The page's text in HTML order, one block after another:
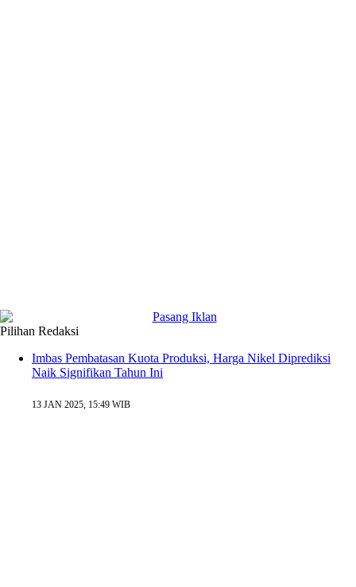
Pilihan Redaksi
Imbas Pembatasan Kuota Produksi, Harga Nikel Diprediksi
Naik Signifikan Tahun Ini
13 JAN 2025, 15:49 WIB